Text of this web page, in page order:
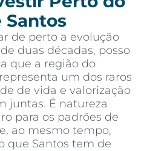
Santos
de perto a evolução
duas décadas, posso
que a região do
um dos raros
de vida e valorização
juntas. É natureza
para os padrões de
ao mesmo tempo,
que Santos tem de